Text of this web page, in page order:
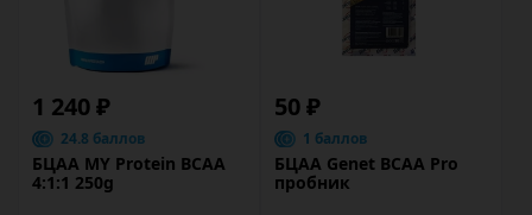
1 240 ₽
24.8 баллов
БЦАА MY Protein BCAA
4:1:1 250g
50 ₽
1 баллов
БЦАА Genet BCAA Pro
пробник